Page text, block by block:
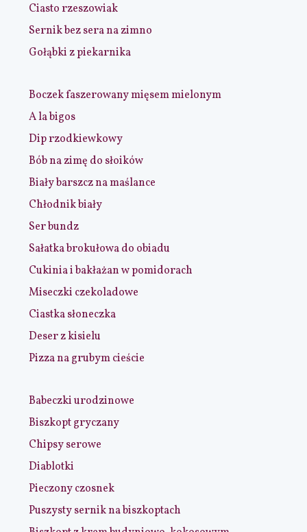
Ciasto rzeszowiak
Sernik bez sera na zimno
Gołąbki z piekarnika
Boczek faszerowany mięsem mielonym
A la bigos
Dip rzodkiewkowy
Bób na zimę do słoików
Biały barszcz na maślance
Chłodnik biały
Ser bundz
Sałatka brokułowa do obiadu
Cukinia i bakłażan w pomidorach
Miseczki czekoladowe
Ciastka słoneczka
Deser z kisielu
Pizza na grubym cieście
Babeczki urodzinowe
Biszkopt gryczany
Chipsy serowe
Diablotki
Pieczony czosnek
Puszysty sernik na biszkoptach